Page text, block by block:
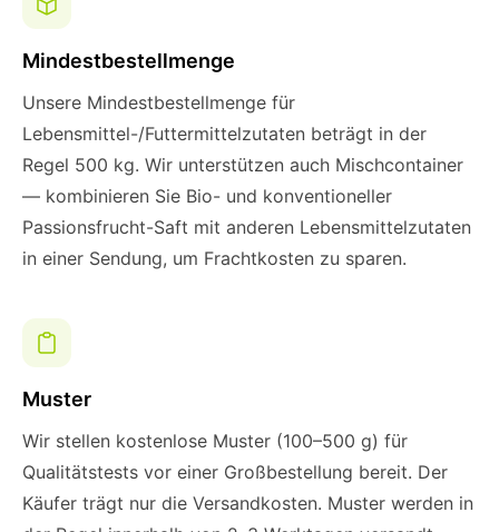
Mindestbestellmenge
Unsere Mindestbestellmenge für
Lebensmittel-/Futtermittelzutaten beträgt in der
Regel 500 kg. Wir unterstützen auch Mischcontainer
— kombinieren Sie Bio- und konventioneller
Passionsfrucht-Saft mit anderen Lebensmittelzutaten
in einer Sendung, um Frachtkosten zu sparen.
Muster
Wir stellen kostenlose Muster (100–500 g) für
Qualitätstests vor einer Großbestellung bereit. Der
Käufer trägt nur die Versandkosten. Muster werden in